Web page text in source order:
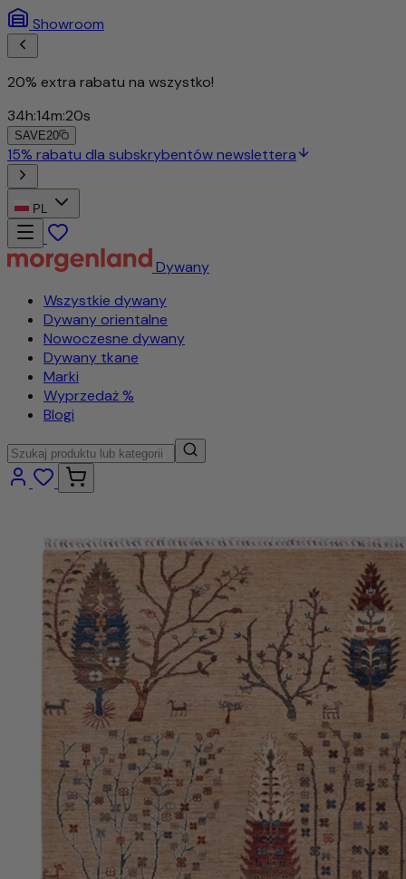
Showroom
20% extra rabatu na wszystko!
34h:14m:17s
SAVE20
PL
Dywany
Wszystkie dywany
Dywany orientalne
Nowoczesne dywany
Dywany tkane
Marki
Wyprzedaż %
Blogi